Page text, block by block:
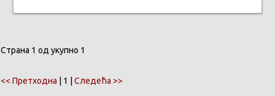
Страна 1 од укупно 1
<< Претходна | 1 | Следећа >>